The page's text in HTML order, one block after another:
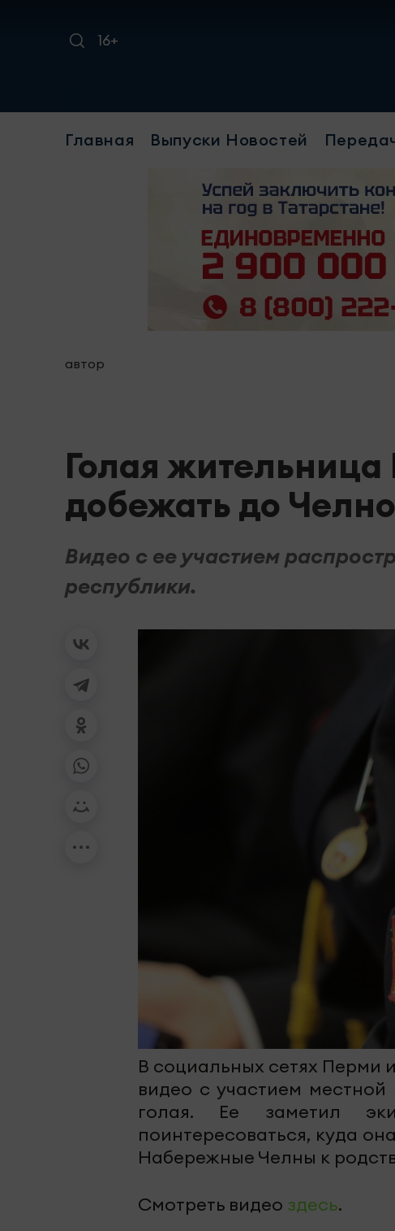
16+
Главная Выпуски Новостей
автор
Голая
добежать до
Видео с ее участием
республики.
В социальных сетях Перми
видео с участием
голая. Ее заметил
поинтересоваться, куда
Набережные Челны к
Смотреть видео здесь.